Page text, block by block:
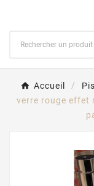
Accueil
verre rouge effet